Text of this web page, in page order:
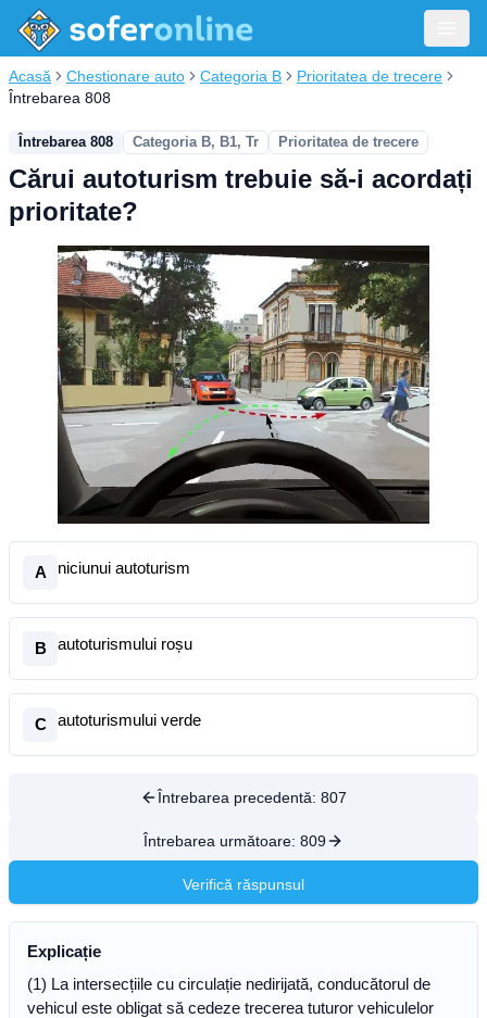
Acasă Chestionare auto Categoria B
Prioritatea de trecere
Întrebarea 808
Întrebarea 808 Categoria B, B1, Tr Prioritatea de trecere
Cărui autoturism trebuie să-i acordați
prioritate?
A niciunui autoturism
B autoturismului roșu
C autoturismului verde
Întrebarea precedentă: 807
Întrebarea următoare: 809
Verifică răspunsul
Explicație
(1) La intersecțiile cu circulație nedirijată, conducătorul de
vehicul este obligat să cedeze trecerea tuturor vehiculelor